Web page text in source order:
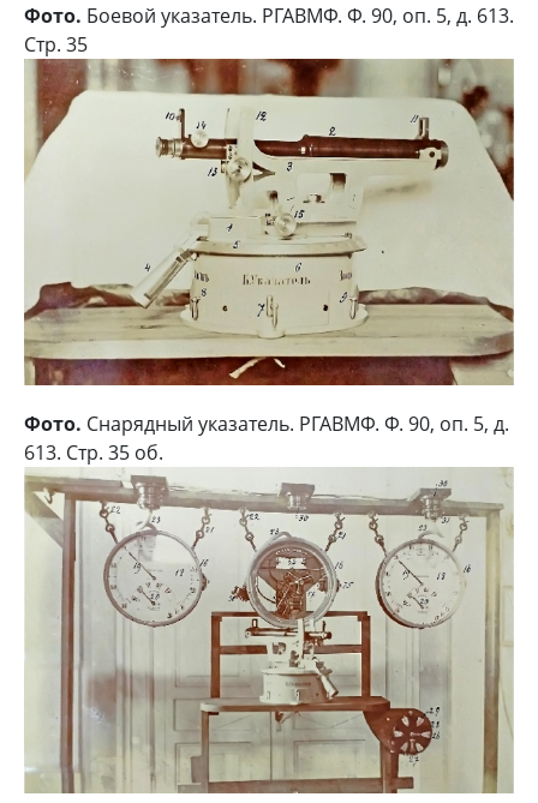
Фото. Боевой указатель. РГАВМФ. Ф. 90, оп. 5, д. 613.
Стр. 35
Фото. Снарядный указатель. РГАВМФ. Ф. 90, оп. 5, д.
613. Стр. 35 об.